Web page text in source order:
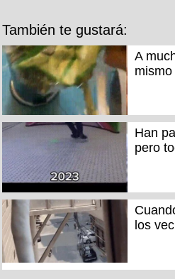
También te gustará:
A
mismo
Han
pero
los